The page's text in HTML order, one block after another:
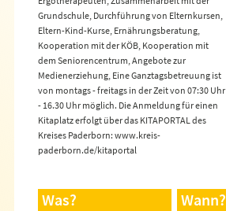
Grundschule, Durchführung von Elternkursen,
Eltern-Kind-Kurse, Ernährungsberatung,
Kooperation mit der KÖB, Kooperation mit
dem Seniorencentrum, Angebote zur
Medienerziehung, Eine Ganztagsbetreuung ist
von montags - freitags in der Zeit von 07:30 Uhr
- 16.30 Uhr möglich. Die Anmeldung für einen
Kitaplatz erfolgt über das KITAPORTAL des
Kreises Paderborn: www.kreis-
paderborn.de/kitaportal
Was? Wann?